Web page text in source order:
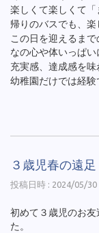
楽しくて楽しくて「
帰りのバスでも、楽
この日を迎えるま
なの心や体いっぱい
充実感、達成感を味
幼稚園だけでは経験
３歳児春の遠足
投稿日時 : 2024/05/30
初めて３歳児のお
た。